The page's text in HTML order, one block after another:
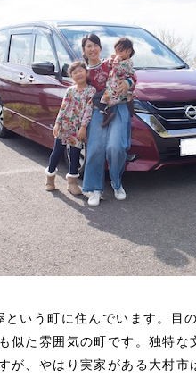
いう町に住んでいます。目
似た雰囲気の町です。独特
が、やはり実家がある大村市